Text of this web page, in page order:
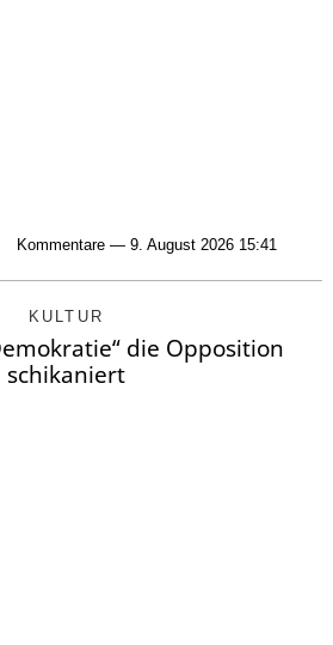
Kommentare — 9. August 2026 15:41
KULTUR
die Opposition
schikaniert